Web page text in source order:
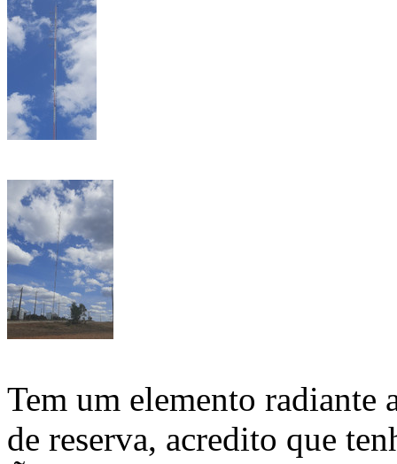
Tem um elemento radiante
de reserva, acredito que